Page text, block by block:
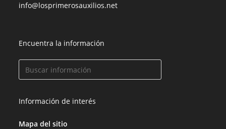
info@losprimerosauxilios.net
Encuentra la información
Información de interés
Mapa del sitio